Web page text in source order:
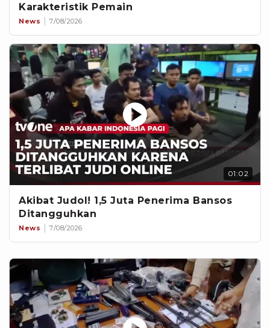
Karakteristik Pemain
News 7/08/2026
01:02
Akibat Judol! 1,5 Juta Penerima Bansos
Ditangguhkan
News 7/08/2026